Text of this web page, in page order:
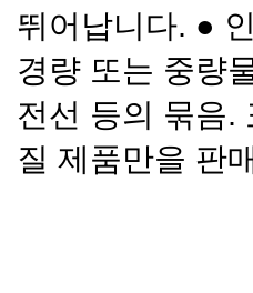
뛰어납니다. ●
경량 또는 중량
전선 등의 묶음.
질 제품만을 판